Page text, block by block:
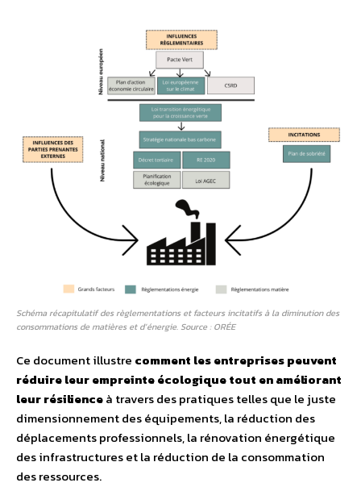
Schéma récapitulatif des règlementations et facteurs incitatifs à la diminution des
consommations de matières et d’énergie. Source : ORÉE
Ce document illustre comment les entreprises peuvent
réduire leur empreinte écologique tout en améliorant
leur résilienceà travers des pratiques telles que le juste
dimensionnement des équipements, la réduction des
déplacements professionnels, la rénovation énergétique
des infrastructures et la réduction de la consommation
des ressources.